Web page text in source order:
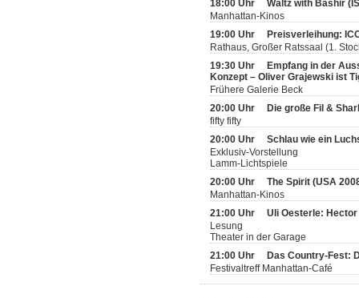
18:00 Uhr Waltz with Bashir
Manhattan-Kinos
19:00 Uhr
Preisverleihung:
Rathaus, Großer Ratssaal (1.
19:30 Uhr
Empfang in der
Konzept – Oliver Grajewski ist
Frühere Galerie Beck
20:00 Uhr
Die große Fil &
fifty fifty
20:00 Uhr Schlau wie ein
Exklusiv-Vorstellung
Lamm-Lichtspiele
20:00 Uhr The Spirit (USA
Manhattan-Kinos
21:00 Uhr Uli Oesterle:
Lesung
Theater in der Garage
21:00 Uhr
Das Country-Fest:
Festivaltreff Manhattan-Café